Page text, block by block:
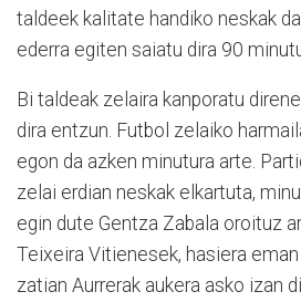
taldeek kalitate handiko neskak
ederra egiten saiatu dira 90
Bi taldeak zelaira kanporatu
dira entzun. Futbol zelaiko
egon da azken minutura arte.
zelai erdian neskak elkartuta,
egin dute Gentza Zabala oroituz
Teixeira Vitienesek, hasiera
zatian Aurrerak aukera asko izan